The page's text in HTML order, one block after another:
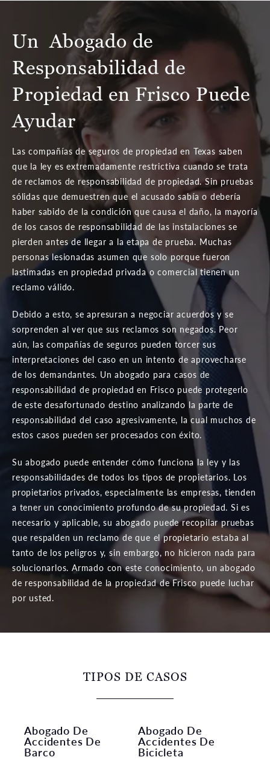
Un Abogado de
Responsabilidad de
Propiedad en Frisco Puede
Ayudar
Las compañías de seguros de propiedad en Texas saben
que la ley es extremadamente restrictiva cuando se trata
de reclamos de responsabilidad de propiedad. Sin pruebas
sólidas que demuestren que el acusado sabía o debería
haber sabido de la condición que causa el daño, la mayoría
de los casos de responsabilidad de las instalaciones se
pierden antes de llegar a la etapa de prueba. Muchas
personas lesionadas asumen que solo porque fueron
lastimadas en propiedad privada o comercial tienen un
reclamo válido.
Debido a esto, se apresuran a negociar acuerdos y se
sorprenden al ver que sus reclamos son negados. Peor
aún, las compañías de seguros pueden torcer sus
interpretaciones del caso en un intento de aprovecharse
de los demandantes. Un abogado para casos de
responsabilidad de propiedad en Frisco puede protegerlo
de este desafortunado destino analizando la parte de
responsabilidad del caso agresivamente, la cual muchos de
estos casos pueden ser procesados ​​con éxito.
Su abogado puede entender cómo funciona la ley y las
responsabilidades de todos los tipos de propietarios. Los
propietarios privados, especialmente las empresas, tienden
a tener un conocimiento profundo de su propiedad. Si es
necesario y aplicable, su abogado puede recopilar pruebas
que respalden un reclamo de que el propietario estaba al
tanto de los peligros y, sin embargo, no hicieron nada para
solucionarlos. Armado con este conocimiento, un abogado
de responsabilidad de la propiedad de Frisco puede luchar
por usted.
TIPOS DE CASOS
Abogado De
Accidentes De
Barco
Abogado De
Accidentes De
Bicicleta